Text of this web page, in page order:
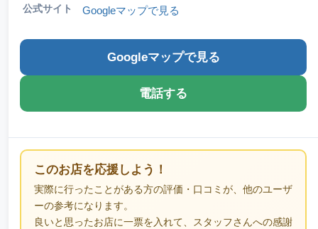
公式サイト Googleマップで見る
Googleマップで見る
電話する
このお店を応援しよう！
実際に行ったことがある方の評価・口コミが、他のユーザ
ーの参考になります。
良いと思ったお店に一票を入れて、スタッフさんへの感謝